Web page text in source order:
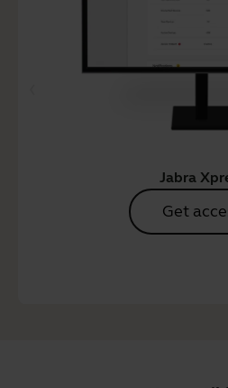
Jabra
Get